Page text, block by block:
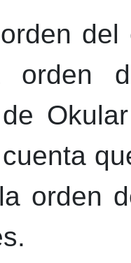
orden
Okular
orden